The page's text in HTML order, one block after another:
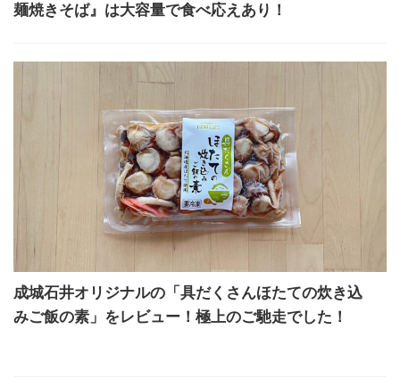
麺焼きそば』は大容量で食べ応えあり！
成城石井オリジナルの「具だくさんほたての炊き込
みご飯の素」をレビュー！極上のご馳走でした！